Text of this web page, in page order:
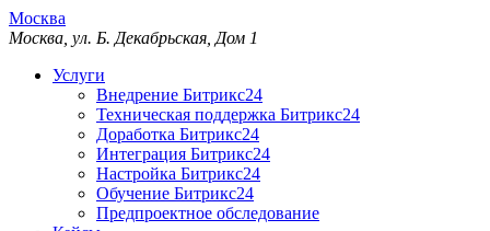
Москва
Москва, ул. Б. Декабрьская, Дом 1
Услуги
Внедрение Битрикс24
Техническая поддержка Битрикс24
Доработка Битрикс24
Интеграция Битрикс24
Настройка Битрикс24
Обучение Битрикс24
Предпроектное обследование